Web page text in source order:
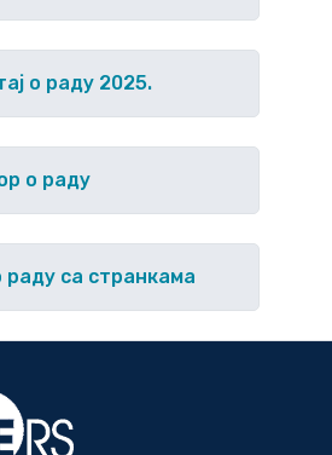
о раду 2025.
о раду
раду са странкама